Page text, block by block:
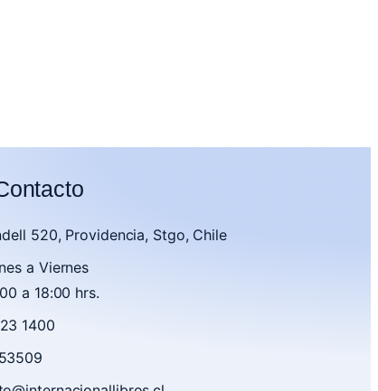
520, Providencia, Stgo, Chile
a Viernes
a 18:00 hrs.
1400